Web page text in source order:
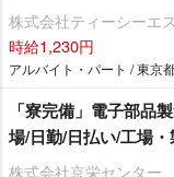
株式会社ティーシーエ
時給1,230円
アルバイト・パート / 東京
「寮完備」電子部品
場/日勤/日払い/工場
株式会社京栄センター